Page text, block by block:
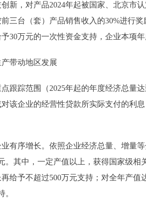
新，对产品2024年起被国家、北京市
三台（套）产品销售收入的30%进行奖
予30万元的一次性资金支持，企业本项
带动地区发展
跟踪范围（2025年起的年度经济总量
该企业的经营性贷款所实际支付的利
有序增长。依照企业经济总量、增量
。其中，一定产值以上，获得国家级相
再给予不超过500万元支持； 对全年产值
。